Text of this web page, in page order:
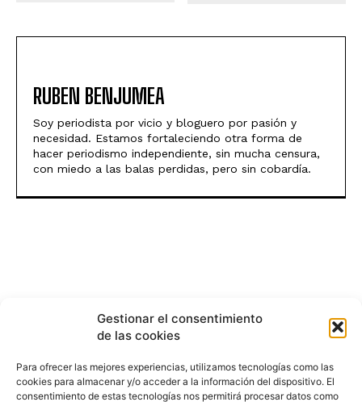
Gestionar el consentimiento
de las cookies
Para ofrecer las mejores experiencias, utilizamos tecnologías como las
cookies para almacenar y/o acceder a la información del dispositivo. El
consentimiento de estas tecnologías nos permitirá procesar datos como
RUBEN BENJUMEA
Soy periodista por vicio y bloguero por pasión y
necesidad. Estamos fortaleciendo otra forma de
hacer periodismo independiente, sin mucha censura,
con miedo a las balas perdidas, pero sin cobardía.